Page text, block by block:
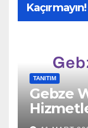
Kaçırmayın!
TANITIM
Gebze